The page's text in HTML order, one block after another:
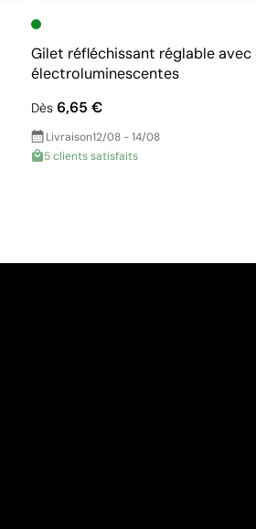
Gilet réfléchissant réglable avec
électroluminescentes
Dès6,65 €
Livraison12/08 - 14/08
5 clients satisfaits